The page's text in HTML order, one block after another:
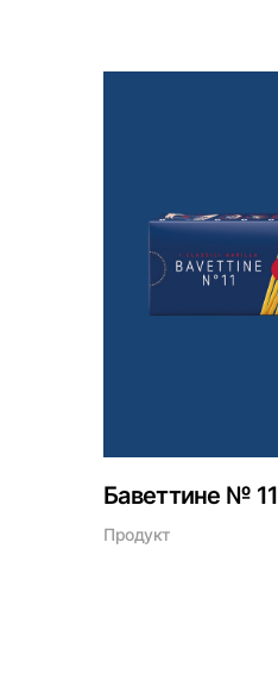
Баветтине № 11
Продукт